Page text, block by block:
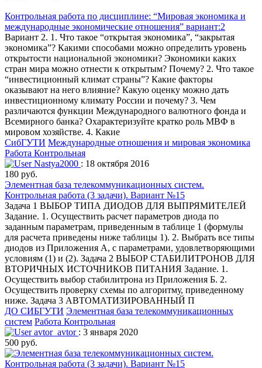
Контрольная работа по дисциплине: “Мировая экономика и
международные экономические отношения” вариант:2
Вариант 2. 1. Что такое “открытая экономика”, “закрытая
экономика”? Какими способами можно определить уровень
открытости национальной экономики? Экономики каких
стран мира можно отнести к открытым? Почему? 2. Что такое
“инвестиционный климат страны”? Какие факторы
оказывают на него влияние? Какую оценку можно дать
инвестиционному климату России и почему? 3. Чем
различаются функции Международного валютного фонда и
Всемирного банка? Охарактеризуйте кратко роль МВФ в
мировом хозяйстве. 4. Какие
СибГУТИ Международные отношения и мировая экономика
Работа Контрольная
Nastya2000 : 18 октября 2016
180 руб.
Элементная база телекоммуникационных систем.
Контрольная работа (3 задачи). Вариант №15
Задача 1 ВЫБОР ТИПА ДИОДОВ ДЛЯ ВЫПРЯМИТЕЛЕЙ
Задание. 1. Осуществить расчет параметров диода по
заданным параметрам, приведенным в таблице 1 (формулы
для расчета приведены ниже таблицы 1). 2. Выбрать все типы
диодов из Приложения А, с параметрами, удовлетворяющими
условиям (1) и (2). Задача 2 ВЫБОР СТАБИЛИТРОНОВ ДЛЯ
ВТОРИЧНЫХ ИСТОЧНИКОВ ПИТАНИЯ Задание. 1.
Осуществить выбор стабилитрона из Приложения Б. 2.
Осуществить проверку схемы по алгоритму, приведенному
ниже. Задача 3 АВТОМАТИЗИРОВАННЫЙ П
ДО СИБГУТИ Элементная база телекоммуникационных
систем Работа Контрольная
avtor_avtor : 3 января 2020
500 руб.